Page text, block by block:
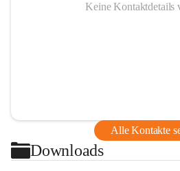
Keine Kontaktdetails
Alle Kontakte
Downloads